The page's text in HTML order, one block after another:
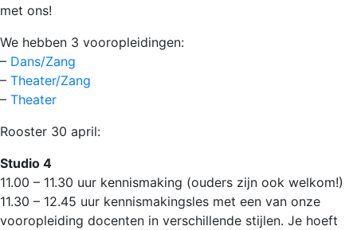
met ons!
We hebben 3 vooropleidingen:
– Dans/Zang
– Theater/Zang
– Theater
Rooster 30 april:
Studio 4
11.00 – 11.30 uur kennismaking (ouders zijn ook welkom!)
11.30 – 12.45 uur kennismakingsles met een van onze
vooropleiding docenten in verschillende stijlen. Je hoeft